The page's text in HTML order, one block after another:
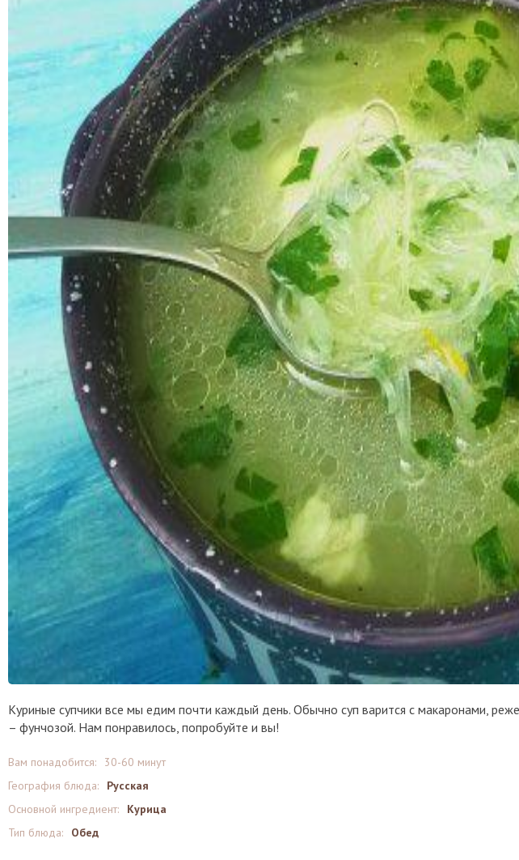
Куриные супчики все мы едим почти каждый день. Обычно суп варится с макаронами,
– фунчозой. Нам понравилось, попробуйте и вы!
Вам понадобится:
30-60 минут
География блюда:
Русская
Основной ингредиент:
Курица
Тип блюда:
Обед